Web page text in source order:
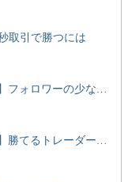
取引で勝つには
勝てるBO攻略【iフォロー実践17】フォロワーの少ない人をフォローする
勝てるBO攻略【iフォロー実践16】勝てるトレーダーを見抜く